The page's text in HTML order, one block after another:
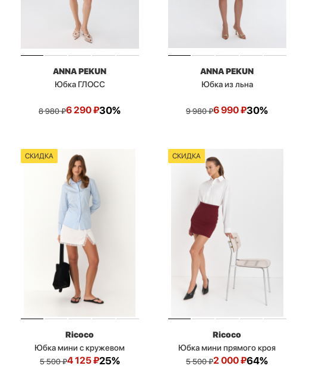
ANNA PEKUN
Юбка ГЛОСС
8 980₽6 290₽30%
ANNA PEKUN
Юбка из льна
9 980₽6 990₽30%
СКИДКА
Ricoco
Юбка мини с кружевом
5 500₽4 125₽25%
СКИДКА
Ricoco
Юбка мини прямого кроя
5 500₽2 000₽64%